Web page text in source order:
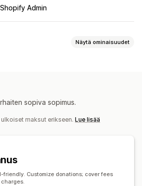
Shopify Admin
Näytä ominaisuudet
liittyvä
Raportit
sopiva sopimus.
maksut erikseen. Lue lisää
friendly. Customize donations; cover fees